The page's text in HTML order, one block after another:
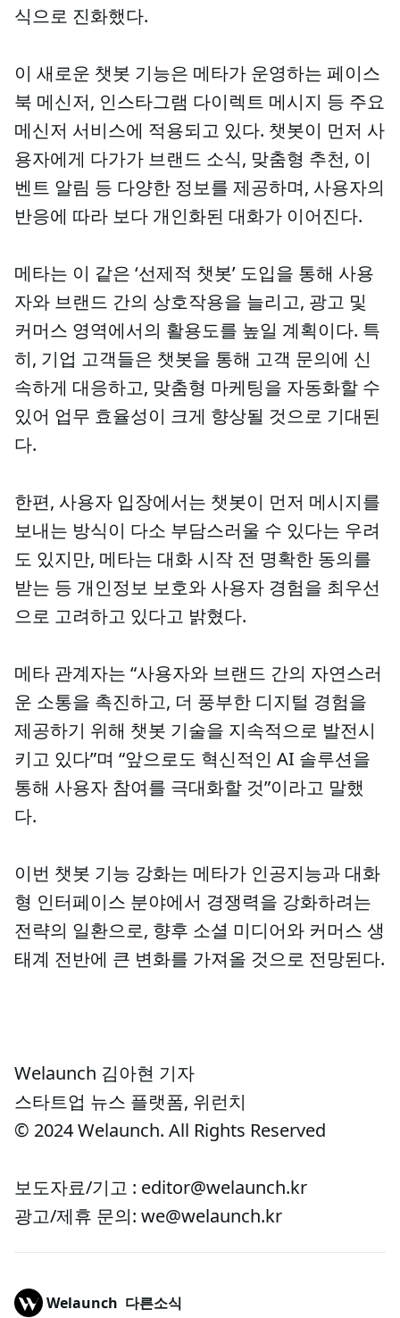
식으로 진화했다.
이 새로운 챗봇 기능은 메타가 운영하는 페이스
북 메신저, 인스타그램 다이렉트 메시지 등 주요
메신저 서비스에 적용되고 있다. 챗봇이 먼저 사
용자에게 다가가 브랜드 소식, 맞춤형 추천, 이
벤트 알림 등 다양한 정보를 제공하며, 사용자의
반응에 따라 보다 개인화된 대화가 이어진다.
메타는 이 같은 ‘선제적 챗봇’ 도입을 통해 사용
자와 브랜드 간의 상호작용을 늘리고, 광고 및
커머스 영역에서의 활용도를 높일 계획이다. 특
히, 기업 고객들은 챗봇을 통해 고객 문의에 신
속하게 대응하고, 맞춤형 마케팅을 자동화할 수
있어 업무 효율성이 크게 향상될 것으로 기대된
다.
한편, 사용자 입장에서는 챗봇이 먼저 메시지를
보내는 방식이 다소 부담스러울 수 있다는 우려
도 있지만, 메타는 대화 시작 전 명확한 동의를
받는 등 개인정보 보호와 사용자 경험을 최우선
으로 고려하고 있다고 밝혔다.
메타 관계자는 “사용자와 브랜드 간의 자연스러
운 소통을 촉진하고, 더 풍부한 디지털 경험을
제공하기 위해 챗봇 기술을 지속적으로 발전시
키고 있다”며 “앞으로도 혁신적인 AI 솔루션을
통해 사용자 참여를 극대화할 것”이라고 말했
다.
이번 챗봇 기능 강화는 메타가 인공지능과 대화
형 인터페이스 분야에서 경쟁력을 강화하려는
전략의 일환으로, 향후 소셜 미디어와 커머스 생
태계 전반에 큰 변화를 가져올 것으로 전망된다.
Welaunch 김아현 기자
스타트업 뉴스 플랫폼, 위런치
© 2024 Welaunch. All Rights Reserved
보도자료/기고 : editor@welaunch.kr
광고/제휴 문의: we@welaunch.kr
Welaunch 다른소식